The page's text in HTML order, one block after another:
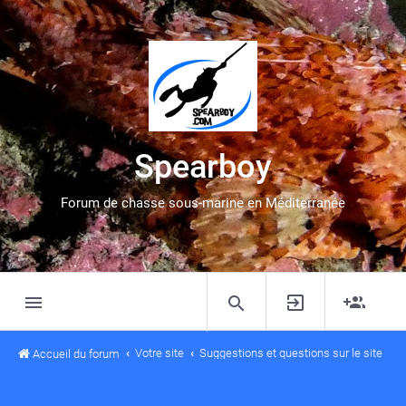
Spearboy
Forum de chasse sous-marine en Méditerranée
Accueil du forum Votre site Suggestions et questions sur le site